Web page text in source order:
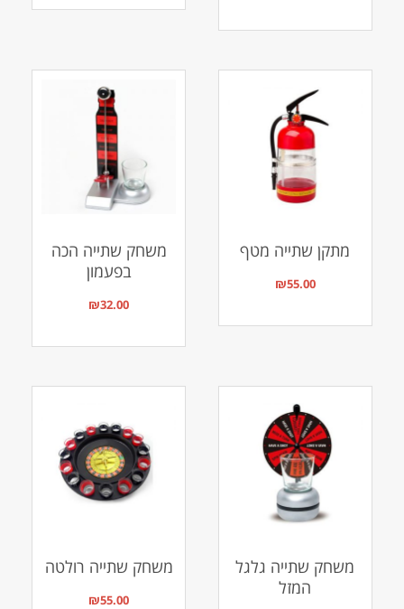
מתקן שתייה מטף
₪55.00
משחק שתייה הכה
בפעמון
₪32.00
משחק שתייה גלגל
המזל
משחק שתייה רולטה
₪55.00